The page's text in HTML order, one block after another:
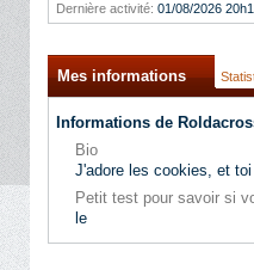
Dernière activité: 01/08/2026
Mes informations
Informations de
Bio
J'adore les cookies, et
Petit test pour savoir si
le